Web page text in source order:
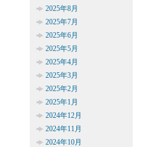
2025年8月
2025年7月
2025年6月
2025年5月
2025年4月
2025年3月
2025年2月
2025年1月
2024年12月
2024年11月
2024年10月